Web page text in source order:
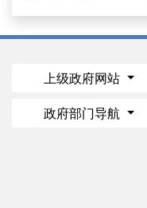
上级政府网站
政府部门导航